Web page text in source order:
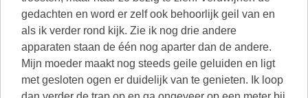
gedachten en word er zelf ook behoorlijk geil van en
als ik verder rond kijk. Zie ik nog drie andere
apparaten staan de één nog aparter dan de andere.
Mijn moeder maakt nog steeds geile geluiden en ligt
met gesloten ogen er duidelijk van te genieten. Ik loop